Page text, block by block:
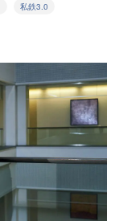
私鉄3.0